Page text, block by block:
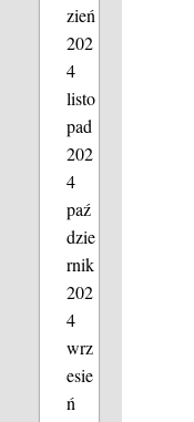
zień
202
4
listo
pad
202
4
paź
dzie
rnik
202
4
wrz
esie
ń